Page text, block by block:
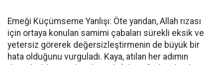
Emeği Küçümseme Yanlışı: Öte yandan, Allah rızası
için ortaya konulan samimi çabaları sürekli eksik ve
yetersiz görerek değersizleştirmenin de büyük bir
hata olduğunu vurguladı. Kaya, atılan her adımın